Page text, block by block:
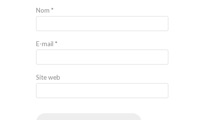
Nom *
E-mail *
Site web